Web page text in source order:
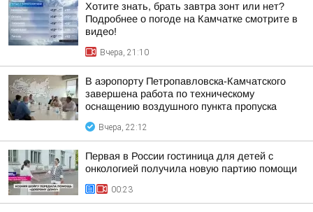
Хотите знать, брать завтра зонт или нет?
Подробнее о погоде на Камчатке смотрите в
видео!
Вчера, 21:10
В аэропорту Петропавловска-Камчатского
завершена работа по техническому
оснащению воздушного пункта пропуска
Вчера, 22:12
Первая в России гостиница для детей с
онкологией получила новую партию помощи
00:23